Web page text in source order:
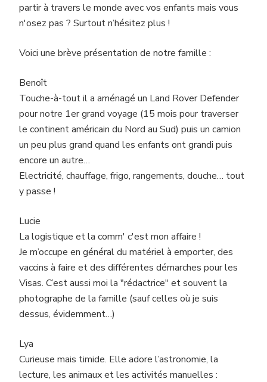
partir à travers le monde avec vos enfants mais vous
n'osez pas ? Surtout n’hésitez plus !
Voici une brève présentation de notre famille :
Benoît
Touche-à-tout il a aménagé un Land Rover Defender
pour notre 1er grand voyage (15 mois pour traverser
le continent américain du Nord au Sud) puis un camion
un peu plus grand quand les enfants ont grandi puis
encore un autre…
Electricité, chauffage, frigo, rangements, douche… tout
y passe !
Lucie
La logistique et la comm' c'est mon affaire !
Je m’occupe en général du matériel à emporter, des
vaccins à faire et des différentes démarches pour les
Visas. C’est aussi moi la "rédactrice" et souvent la
photographe de la famille (sauf celles où je suis
dessus, évidemment…)
Lya
Curieuse mais timide. Elle adore l’astronomie, la
lecture, les animaux et les activités manuelles :